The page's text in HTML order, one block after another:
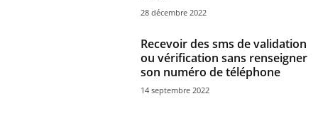
28 décembre 2022
Recevoir des sms de validation
ou vérification sans renseigner
son numéro de téléphone
14 septembre 2022